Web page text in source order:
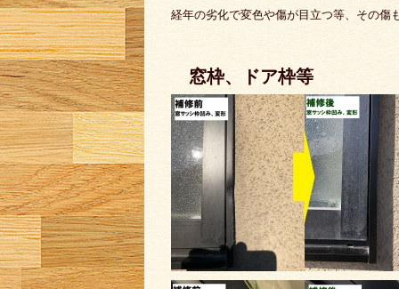
経年の劣化で変色や傷が目立つ等、その傷
窓枠、ドア枠等